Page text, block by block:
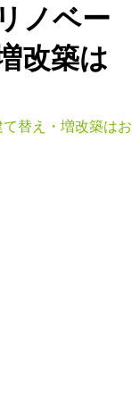
ノベー
改築は